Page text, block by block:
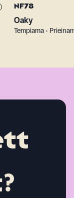
NF78
Oaky
Tempiama •